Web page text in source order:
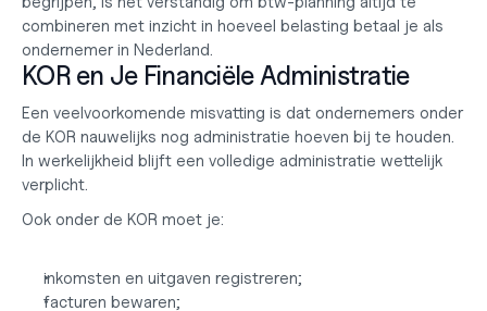
combineren met inzicht in hoeveel belasting betaal je als
ondernemer in Nederland.
KOR en Je Financiële Administratie
Een veelvoorkomende misvatting is dat ondernemers onder
de KOR nauwelijks nog administratie hoeven bij te houden.
In werkelijkheid blijft een volledige administratie wettelijk
verplicht.
Ook onder de KOR moet je:
inkomsten en uitgaven registreren;
facturen bewaren;